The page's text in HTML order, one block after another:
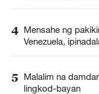
4 Mensahe ng
Venezuela,
5
Malalim na
lingkod-bayan